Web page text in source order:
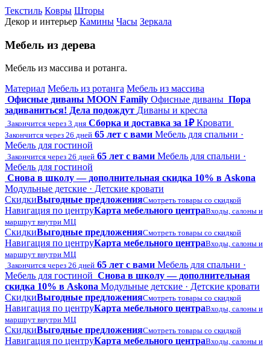
Текстиль Ковры Шторы
Декор и интерьер Камины Часы Зеркала
Мебель из дерева
Мебель из массива и ротанга.
Материал Мебель из ротанга Мебель из массива
Офисные диваны MOON Family Офисные диваны Пора
задиваниться! Дела подождут Диваны и кресла
Закончится через 3 дня Сборка и доставка за 1₽ Кровати
Закончится через 26 дней 65 лет с вами Мебель для спальни ·
Мебель для гостиной
Закончится через 26 дней 65 лет с вами Мебель для спальни ·
Мебель для гостиной
Снова в школу — дополнительная скидка 10% в Askona
Модульные детские · Детские кровати
СкидкиВыгодные предложенияСмотреть товары со скидкой
Навигация по центруКарта мебельного центраВходы, салоны и
маршрут внутри МЦ
СкидкиВыгодные предложенияСмотреть товары со скидкой
Навигация по центруКарта мебельного центраВходы, салоны и
маршрут внутри МЦ
Закончится через 26 дней 65 лет с вами Мебель для спальни ·
Мебель для гостиной Снова в школу — дополнительная
скидка 10% в Askona Модульные детские · Детские кровати
СкидкиВыгодные предложенияСмотреть товары со скидкой
Навигация по центруКарта мебельного центраВходы, салоны и
маршрут внутри МЦ
СкидкиВыгодные предложенияСмотреть товары со скидкой
Навигация по центруКарта мебельного центраВходы, салоны и